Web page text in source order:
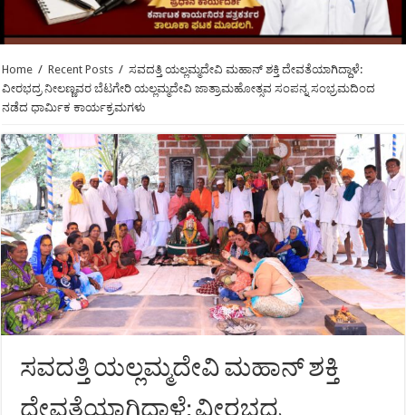
Home / Recent Posts / ಸವದತ್ತಿ ಯಲ್ಲಮ್ಮದೇವಿ ಮಹಾನ್ ಶಕ್ತಿ ದೇವತೆಯಾಗಿದ್ದಾಳೆ:
ವೀರಭದ್ರ ನೀಲಣ್ಣವರ ಬೆಟಗೇರಿ ಯಲ್ಲಮ್ಮದೇವಿ ಜಾತ್ರಾಮಹೋತ್ಸವ ಸಂಪನ್ನ ಸಂಭ್ರಮದಿಂದ
ನಡೆದ ಧಾರ್ಮಿಕ ಕಾರ್ಯಕ್ರಮಗಳು
ಸವದತ್ತಿ ಯಲ್ಲಮ್ಮದೇವಿ ಮಹಾನ್ ಶಕ್ತಿ